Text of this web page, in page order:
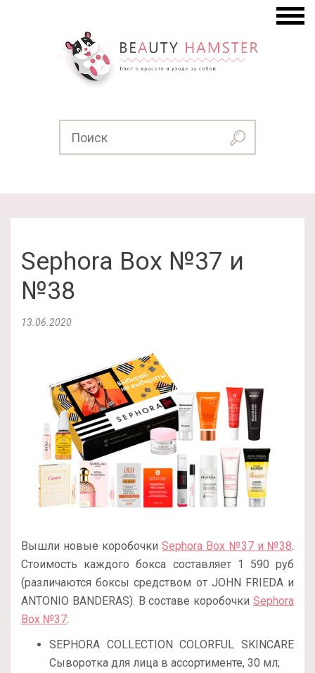
Sephora Box №37 и
№38
13.06.2020
Вышли новые коробочкиSephora Box №37 и №38.
Стоимость каждого бокса составляет 1 590 руб
(различаются боксы средством от JOHN FRIEDA и
ANTONIO BANDERAS). В составе коробочки Sephora
Box №37:
SEPHORA COLLECTION COLORFUL SKINCARE
Сыворотка для лица в ассортименте, 30 мл;